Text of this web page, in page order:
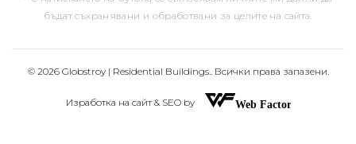
бъдат съхранявани и обработвани за целите на сайта.
© 2026 Globstroy | Residential Buildings.. Всички права запазени.
Изработка на сайт & SEO by